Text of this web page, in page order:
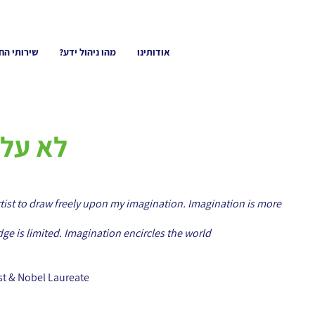
אודותינו מהו ניהול ידע? שירותי
לא
to draw freely upon my imagination. Imagination is more
is limited. Imagination encircles the world
& Nobel Laureate